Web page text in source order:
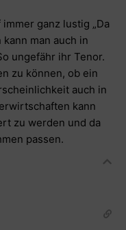
ganz lustig „Da
man auch in
ungefähr ihr Tenor.
zu können, ob ein
auch in
kann
zu werden und da
passen.